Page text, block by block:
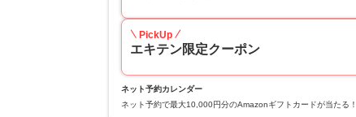
PickUp
エキテン限定クーポン
ネット予約カレンダー
ネット予約で最大10,000円分のAmazonギフトカードが当たる！